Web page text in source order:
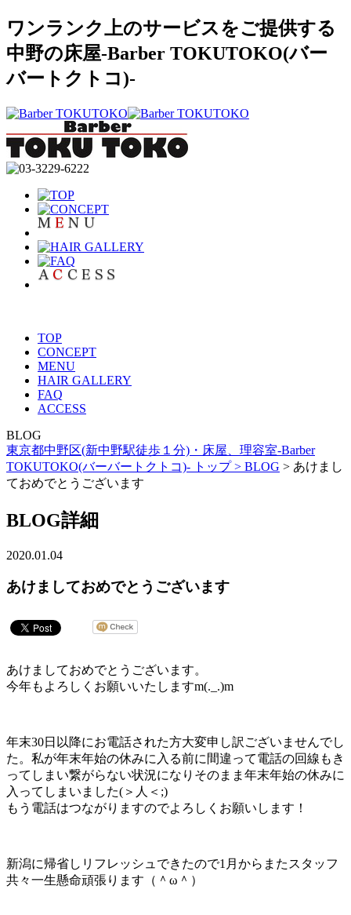
ワンランク上のサービスをご提供する
中野の床屋-Barber TOKUTOKO(バー
バートクトコ)-
TOP
CONCEPT
MENU
HAIR GALLERY
FAQ
ACCESS
BLOG
東京都中野区(新中野駅徒歩１分)・床屋、理容室-Barber
TOKUTOKO(バーバートクトコ)- トップ > BLOG > あけまし
ておめでとうございます
BLOG詳細
2020.01.04
あけましておめでとうございます
あけましておめでとうございます。
今年もよろしくお願いいたしますm(._.)m
年末30日以降にお電話された方大変申し訳ございませんでし
た。私が年末年始の休みに入る前に間違って電話の回線もき
ってしまい繋がらない状況になりそのまま年末年始の休みに
入ってしまいました(＞人＜;)
もう電話はつながりますのでよろしくお願いします！
新潟に帰省しリフレッシュできたので1月からまたスタッフ
共々一生懸命頑張ります（＾ω＾）